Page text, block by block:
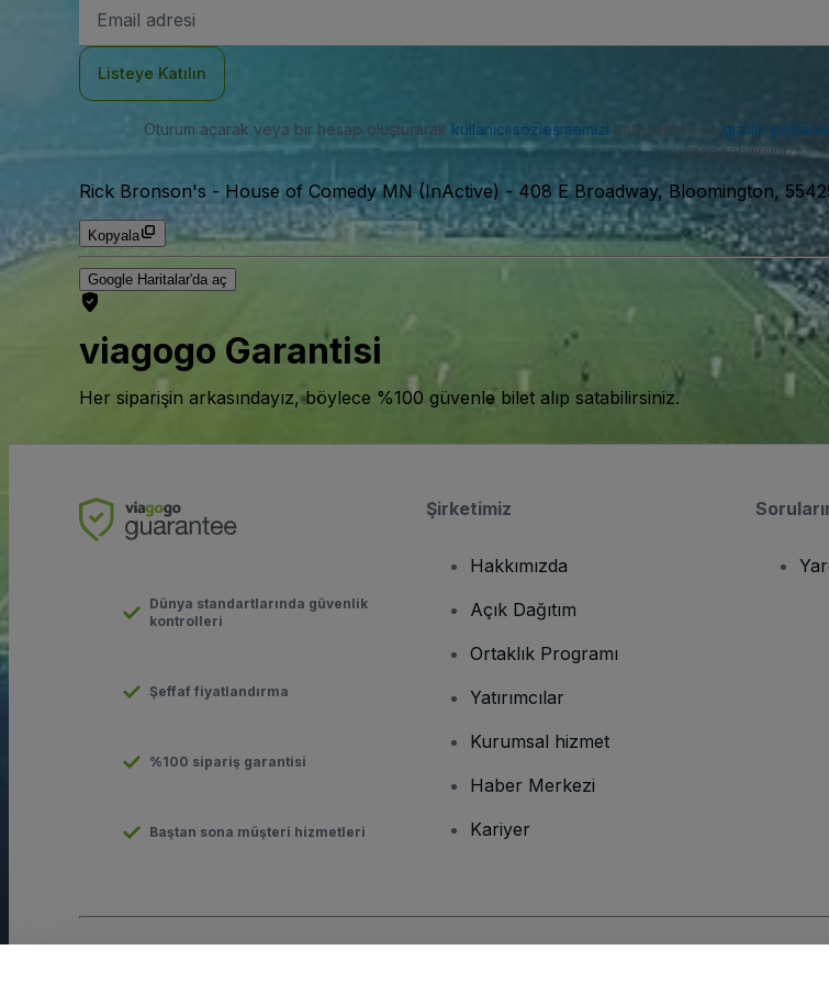
posta
Listeye Katılın
Oturum açarak veya bir hesap oluşturarak kullanıcı sözleşmemizi kabul etmiş ve gizlilik
vazgeçebilirsiniz.
Rick Bronson's - House of Comedy MN (InActive) - 408 E Broadway, Bloomington,
Kopyala
Google Haritalar'da aç
viagogo Garantisi
Her siparişin arkasındayız, böylece %100 güvenle bilet alıp satabilirsiniz.
Dünya standartlarında güvenlik
kontrolleri
Şeffaf fiyatlandırma
%100 sipariş garantisi
Baştan sona müşteri hizmetleri
Şirketimiz
Hakkımızda
Açık Dağıtım
Ortaklık Programı
Yatırımcılar
Kurumsal hizmet
Haber Merkezi
Kariyer